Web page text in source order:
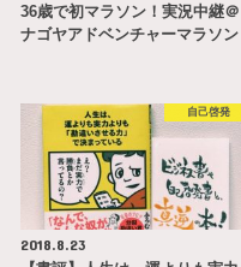
36歳で初マラソン！実況中継＠
ナゴヤアドベンチャーマラソン
自己啓発
2018.8.23